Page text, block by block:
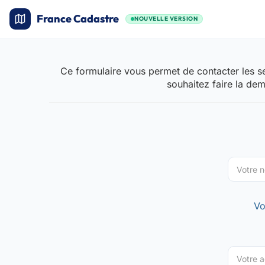
France Cadastre NOUVELLE VERSION
Ce formulaire vous permet de contacter les
souhaitez faire la